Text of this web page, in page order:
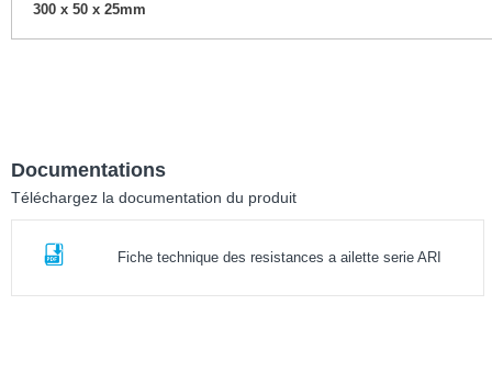
300 x 50 x 25mm
Documentations
Téléchargez la documentation du produit
Fiche technique des resistances a ailette serie ARI